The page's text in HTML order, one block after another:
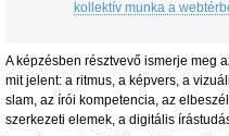
kollektív munka a
A képzésben résztvevő ismerje meg
mit jelent: a ritmus, a képvers, a
slam, az írói kompetencia, az
szerkezeti elemek, a digitális